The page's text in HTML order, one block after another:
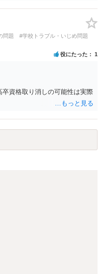
問題
#学校トラブル・いじめ問題
役にたった 1
資格取り消しの可能性は実際